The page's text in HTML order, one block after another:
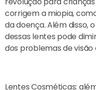
corrigem a miopia,
da doença. Além disso,
dessas lentes pode
dos problemas de visão
Lentes Cosméticas: